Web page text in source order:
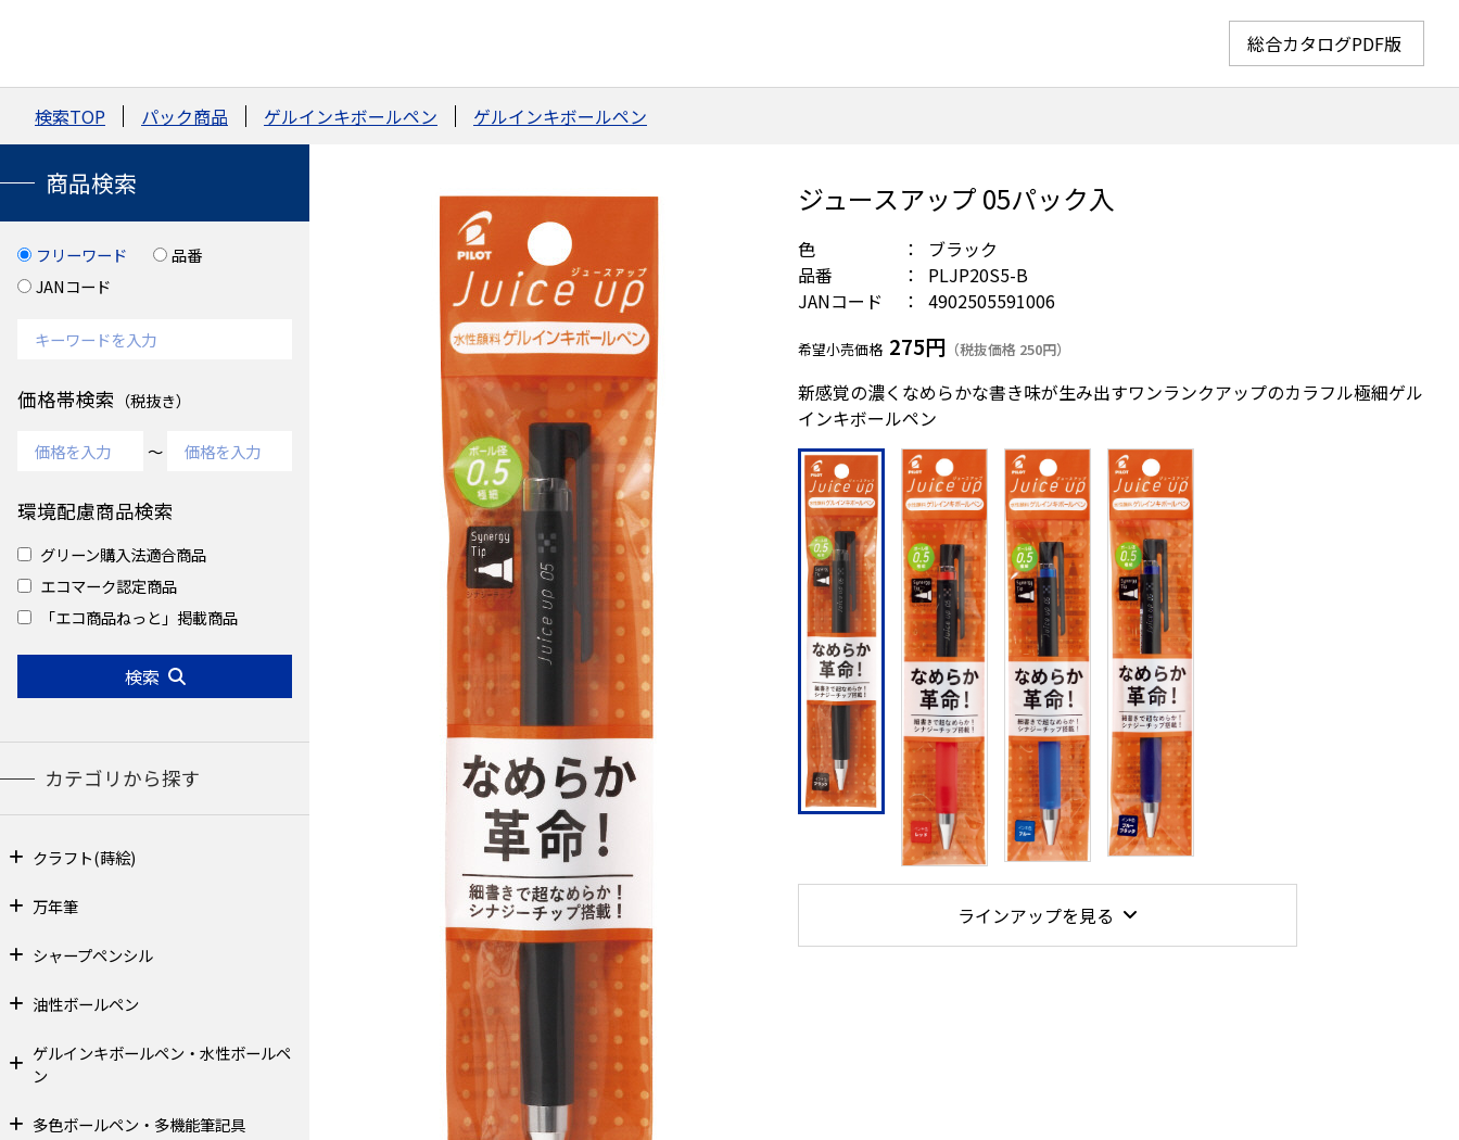
総合カタログPDF版
検索TOP パック商品 ゲルインキボールペン ゲルインキボールペン
ジュースアップ 05パック入
色
ブラック
品番
PLJP20S5-B
JANコード
4902505591006
希望小売価格 275円 （税抜価格 250円）
新感覚の濃くなめらかな書き味が生み出すワンランクアップのカラフル極細ゲル
インキボールペン
ラインアップを見る
商品検索
フリーワード
品番
JANコード
価格帯検索 （税抜き）
～
環境配慮商品検索
グリーン購入法適合商品
エコマーク認定商品
「エコ商品ねっと」掲載商品
検索
カテゴリから探す
クラフト(蒔絵)
万年筆
シャープペンシル
油性ボールペン
ゲルインキボールペン・水性ボールペ
ン
多色ボールペン・多機能筆記具